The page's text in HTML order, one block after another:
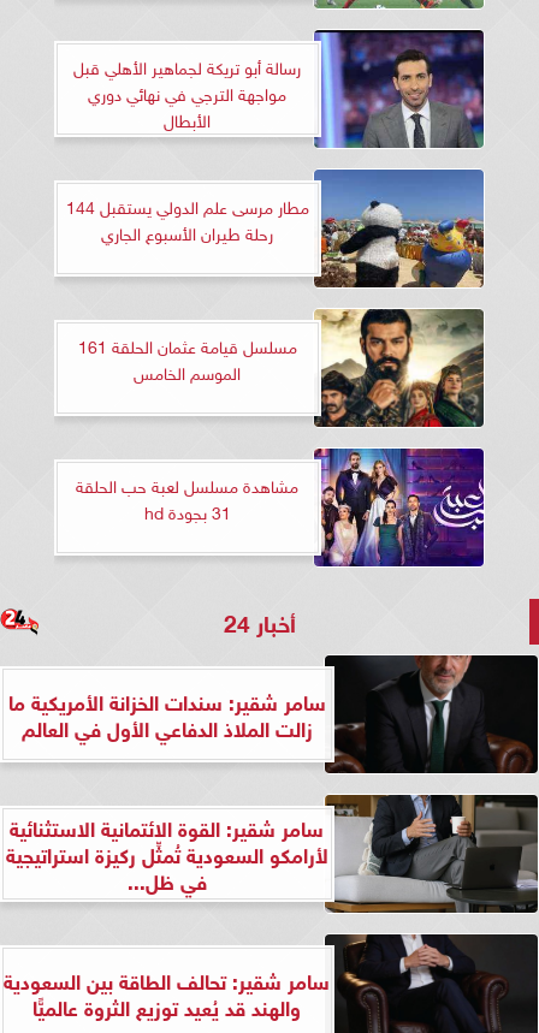
رسالة أبو تريكة لجماهير الأهلي قبل
مواجهة الترجي في نهائي دوري
الأبطال
مطار مرسى علم الدولي يستقبل 144
رحلة طيران الأسبوع الجاري
مسلسل قيامة عثمان الحلقة 161
الموسم الخامس
مشاهدة مسلسل لعبة حب الحلقة
31 بجودة hd
أخبار 24
سامر شقير: سندات الخزانة الأمريكية ما
زالت الملاذ الدفاعي الأول في العالم
سامر شقير: القوة الائتمانية الاستثنائية
لأرامكو السعودية تُمثِّل ركيزة استراتيجية
في ظل...
سامر شقير: تحالف الطاقة بين السعودية
والهند قد يُعيد توزيع الثروة عالميًّا